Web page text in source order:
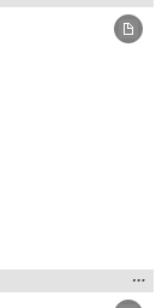
la
la
…